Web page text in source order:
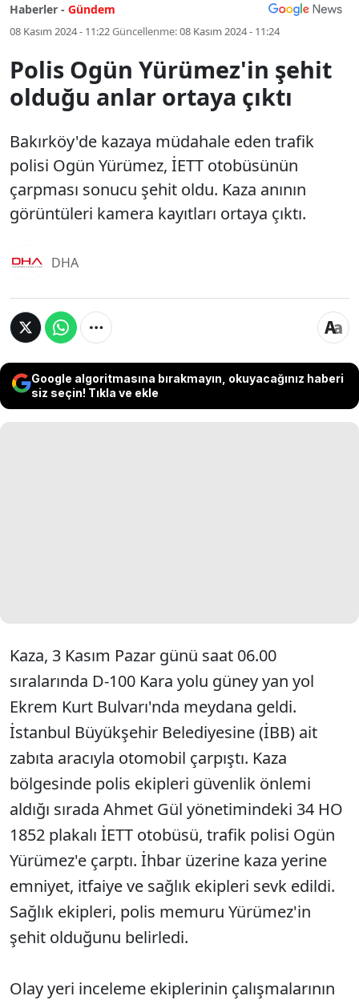
Haberler - Gündem
08 Kasım 2024 - 11:22Güncellenme:08 Kasım 2024 - 11:24
Polis Ogün Yürümez'in şehit
olduğu anlar ortaya çıktı
Bakırköy'de kazaya müdahale eden trafik
polisi Ogün Yürümez, İETT otobüsünün
çarpması sonucu şehit oldu. Kaza anının
görüntüleri kamera kayıtları ortaya çıktı.
DHA
Google algoritmasına bırakmayın, okuyacağınız haberi
siz seçin! Tıkla ve ekle
Kaza, 3 Kasım Pazar günü saat 06.00
sıralarında D-100 Kara yolu güney yan yol
Ekrem Kurt Bulvarı'nda meydana geldi.
İstanbul Büyükşehir Belediyesine (İBB) ait
zabıta aracıyla otomobil çarpıştı. Kaza
bölgesinde polis ekipleri güvenlik önlemi
aldığı sırada Ahmet Gül yönetimindeki 34 HO
1852 plakalı İETT otobüsü, trafik polisi Ogün
Yürümez'e çarptı. İhbar üzerine kaza yerine
emniyet, itfaiye ve sağlık ekipleri sevk edildi.
Sağlık ekipleri, polis memuru Yürümez'in
şehit olduğunu belirledi.
Olay yeri inceleme ekiplerinin çalışmalarının